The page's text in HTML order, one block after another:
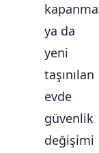
ya da
yeni
taşınılan
evde
güvenlik
değişimi